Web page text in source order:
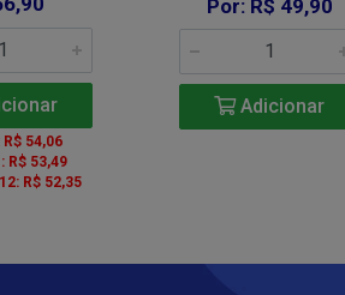
R$ 54,06
R$ 53,49
R$ 52,35
Por: R$ 49,90
Adicionar